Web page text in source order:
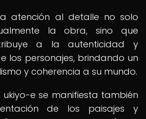
atención al detalle no solo
la obra, sino que
a la autenticidad y
los personajes, brindando un
y coherencia a su mundo.
ukiyo-e se manifiesta también
de los paisajes y